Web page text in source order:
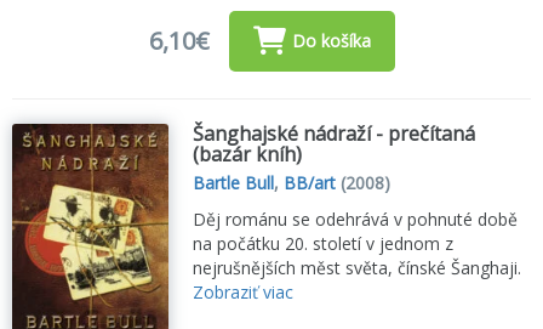
6,10€ Do košíka
Šanghajské nádraží - prečítaná
(bazár kníh)
Bartle Bull, BB/art (2008)
Děj románu se odehrává v pohnuté době
na počátku 20. století v jednom z
nejrušnějších měst světa, čínské Šanghaji.
Zobraziť viac